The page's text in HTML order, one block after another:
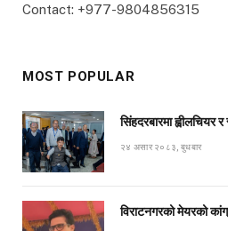
Contact: +977-9804856315
MOST POPULAR
सिंहदरबारमा ह्वीलचियर
२४ असार २०८३, बुधबार
विराटनगरको मेयरको